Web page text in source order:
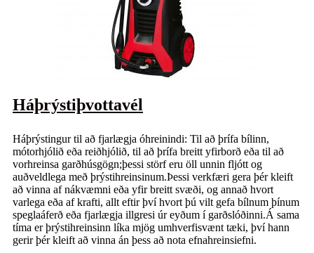
Háþrýstiþvottavél
Háþrýstingur til að fjarlægja óhreinindi: Til að þrífa bílinn,
mótorhjólið eða reiðhjólið, til að þrífa breitt yfirborð eða til að
vorhreinsa garðhúsgögn;þessi störf eru öll unnin fljótt og
auðveldlega með þrýstihreinsinum.Þessi verkfæri gera þér kleift
að vinna af nákvæmni eða yfir breitt svæði, og annað hvort
varlega eða af krafti, allt eftir því hvort þú vilt gefa bílnum þínum
speglaáferð eða fjarlægja illgresi úr eyðum í garðslóðinni.Á sama
tíma er þrýstihreinsinn líka mjög umhverfisvænt tæki, því hann
gerir þér kleift að vinna án þess að nota efnahreinsiefni.